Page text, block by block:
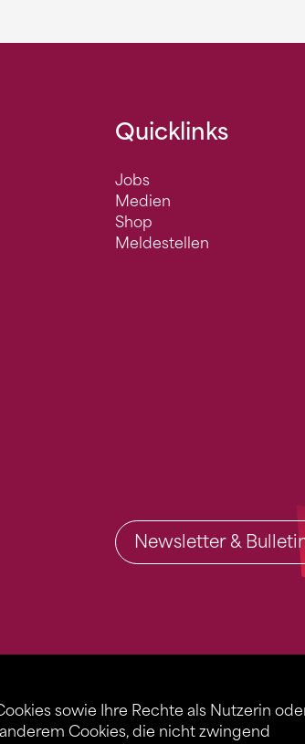
sowie Ihre Rechte als Nutzerin
Cookies, die nicht zwingend
Quicklinks
Jobs
Medien
Shop
Meldestellen
Newsletter &